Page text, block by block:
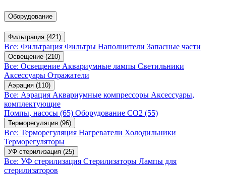
Оборудование
Фильтрация (421)
Все: Фильтрация Фильтры Наполнители Запасные части
Освещение (210)
Все: Освещение Аквариумные лампы Светильники
Аксессуары Отражатели
Аэрация (110)
Все: Аэрация Аквариумные компрессоры Аксессуары,
комплектующие
Помпы, насосы (65) Оборудование CO2 (55)
Терморегуляция (96)
Все: Терморегуляция Нагреватели Холодильники
Терморегуляторы
УФ стерилизация (25)
Все: УФ стерилизация Стерилизаторы Лампы для
стерилизаторов